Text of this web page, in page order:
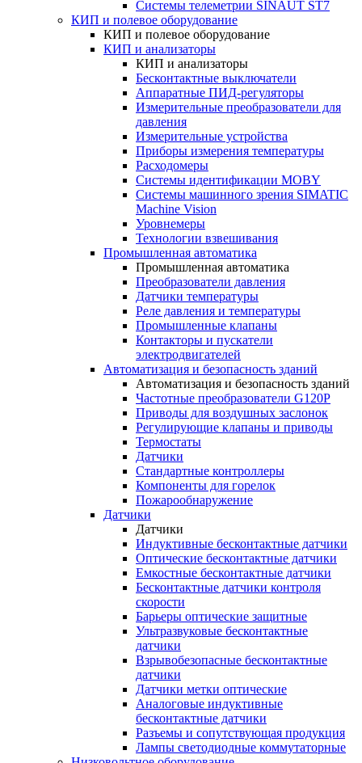
Системы телеметрии SINAUT ST7
КИП и полевое оборудование
КИП и полевое оборудование
КИП и анализаторы
КИП и анализаторы
Бесконтактные выключатели
Аппаратные ПИД-регуляторы
Измерительные преобразователи для
давления
Измерительные устройства
Приборы измерения температуры
Расходомеры
Системы идентификации MOBY
Системы машинного зрения SIMATIC
Machine Vision
Уровнемеры
Технологии взвешивания
Промышленная автоматика
Промышленная автоматика
Преобразователи давления
Датчики температуры
Реле давления и температуры
Промышленные клапаны
Контакторы и пускатели
электродвигателей
Автоматизация и безопасность зданий
Автоматизация и безопасность зданий
Частотные преобразователи G120P
Приводы для воздушных заслонок
Регулирующие клапаны и приводы
Термостаты
Датчики
Стандартные контроллеры
Компоненты для горелок
Пожарообнаружение
Датчики
Датчики
Индуктивные бесконтактные датчики
Оптические бесконтактные датчики
Емкостные бесконтактные датчики
Бесконтактные датчики контроля
скорости
Барьеры оптические защитные
Ультразвуковые бесконтактные
датчики
Взрывобезопасные бесконтактные
датчики
Датчики метки оптические
Аналоговые индуктивные
бесконтактные датчики
Разъемы и сопутствующая продукция
Лампы светодиодные коммутаторные